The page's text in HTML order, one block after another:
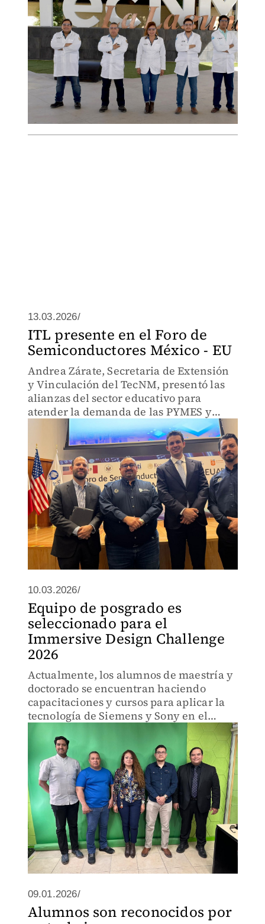
13.03.2026/
ITL presente en el Foro de
Semiconductores México - EU
Andrea Zárate, Secretaria de Extensión
y Vinculación del TecNM, presentó las
alianzas del sector educativo para
atender la demanda de las PYMES y
startups tecnológicas.
10.03.2026/
Equipo de posgrado es
seleccionado para el
Immersive Design Challenge
2026
Actualmente, los alumnos de maestría y
doctorado se encuentran haciendo
capacitaciones y cursos para aplicar la
tecnología de Siemens y Sony en el
proyecto.
09.01.2026/
Alumnos son reconocidos por